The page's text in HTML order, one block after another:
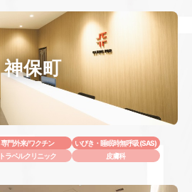
神保町
専門外来/ワクチン
いびき・睡眠時無呼吸 (SAS)
トラベルクリニック 皮膚科